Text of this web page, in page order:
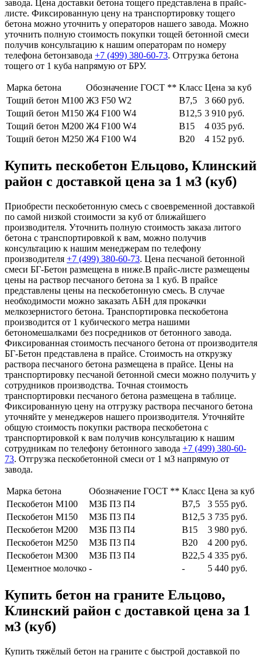
завода. Цена доставки бетона тощего представлена в прайс-
листе. Фиксированную цену на транспортировку тощего
бетона можно уточнить у операторов нашего завода. Можно
уточнить полную стоимость покупки тощей бетонной смеси
получив консультацию к нашим операторам по номеру
телефона бетонзавода +7 (499) 380-60-73. Отгрузка бетона
тощего от 1 куба напрямую от БРУ.
Марка бетона Обозначение ГОСТ ** Класс Цена за куб
Тощий бетон М100 Ж3 F50 W2 В7,5
3 660 руб.
Тощий бетон М150 Ж4 F100 W4 В12,5 3 910 руб.
Тощий бетон М200 Ж4 F100 W4 В15
4 035 руб.
Тощий бетон М250 Ж4 F100 W4 В20 4 152 руб.
Купить пескобетон Ельцово, Клинский
район с доставкой цена за 1 м3 (куб)
Приобрести пескобетонную смесь с своевременной доставкой
по самой низкой стоимости за куб от ближайшего
производителя. Уточнить полную стоимость заказа литого
бетона с транспортировкой к вам, можно получив
консультацию к нашим менеджерам по телефону
производителя +7 (499) 380-60-73. Цена песчаной бетонной
смеси БГ-Бетон размещена в ниже.В прайс-листе размещены
цены на раствор песчаного бетона за 1 куб. В прайсе
представлены цены на пескобетонную смесь. В случае
необходимости можно заказать АБН для прокачки
мелкозернистого бетона. Транспортировка пескобетона
производится от 1 кубического метра нашими
бетономешалками без посредников от бетонного завода.
Фиксированная стоимость песчаного бетона от производителя
БГ-Бетон представлена в прайсе. Стоимость на открузку
раствора песчаного бетона размещена в прайсе. Цены на
транспортировку песчаной бетонной смеси можно получить у
сотрудников производства. Точная стоимость
транспортировки песчаного бетона размещена в таблице.
Фиксированную цену на отгрузку раствора песчаного бетона
уточняйте у менеджеров нашего производителя. Уточняйте
общую стоимость покупки раствора пескобетона с
транспортировкой к вам получив консультацию к нашим
сотрудникам по телефону бетонного завода +7 (499) 380-60-
73. Отгрузка пескобетонной смеси от 1 м3 напрямую от
завода.
Марка бетона Обозначение ГОСТ ** Класс Цена за куб
Пескобетон М100
МЗБ П3 П4 В7,5
3 555 руб.
Пескобетон М150
МЗБ П3 П4 В12,5 3 735 руб.
Пескобетон М200
МЗБ П3 П4 В15
3 980 руб.
Пескобетон М250
МЗБ П3 П4 В20
4 200 руб.
Пескобетон М300
МЗБ П3 П4 В22,5 4 335 руб.
Цементное молочко - - 5 440 руб.
Купить бетон на граните Ельцово,
Клинский район с доставкой цена за 1
м3 (куб)
Купить тяжёлый бетон на граните с быстрой доставкой по